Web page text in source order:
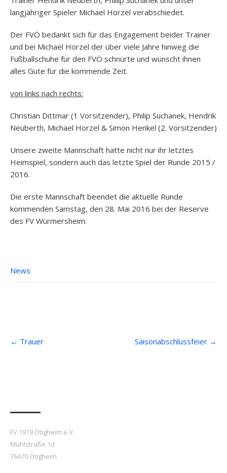
langjähriger Spieler Michael Horzel verabschiedet.
Der FVÖ bedankt sich für das Engagement beider Trainer
und bei Michael Horzel der über viele Jahre hinweg die
Fußballschuhe für den FVÖ schnürte und wünscht ihnen
alles Gute für die kommende Zeit.
von links nach rechts:
Christian Dittmar (1 Vorsitzender), Philip Suchanek, Hendrik
Neuberth, Michael Horzel & Simon Henkel (2. Vorsitzender)
Unsere zweite Mannschaft hatte nicht nur ihr letztes
Heimspiel, sondern auch das letzte Spiel der Runde 2015 /
2016.
Die erste Mannschaft beendet die aktuelle Runde
kommenden Samstag, den 28. Mai 2016 bei der Reserve
des FV Würmersheim.
News
navigation
← Trauer Saisonabschlussfeier →
FV 1919 Ötigheim e.V.
Mühlstraße 1d
76470 Ötigheim